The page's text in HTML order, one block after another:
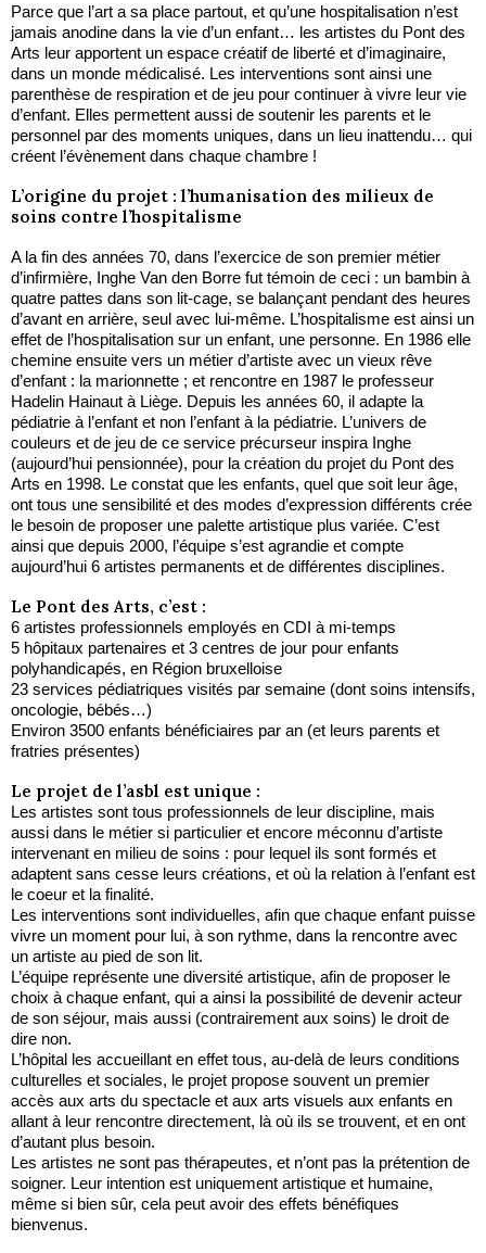
Parce que l’art a sa place partout, et qu’une hospitalisation n’est
jamais anodine dans la vie d’un enfant… les artistes du Pont des
Arts leur apportent un espace créatif de liberté et d’imaginaire,
dans un monde médicalisé. Les interventions sont ainsi une
parenthèse de respiration et de jeu pour continuer à vivre leur vie
d’enfant. Elles permettent aussi de soutenir les parents et le
personnel par des moments uniques, dans un lieu inattendu… qui
créent l’évènement dans chaque chambre !
L’origine du projet : l’humanisation des milieux de
soins contre l’hospitalisme
A la fin des années 70, dans l’exercice de son premier métier
d’infirmière, Inghe Van den Borre fut témoin de ceci : un bambin à
quatre pattes dans son lit-cage, se balançant pendant des heures
d’avant en arrière, seul avec lui-même. L’hospitalisme est ainsi un
effet de l’hospitalisation sur un enfant, une personne. En 1986 elle
chemine ensuite vers un métier d’artiste avec un vieux rêve
d’enfant : la marionnette ; et rencontre en 1987 le professeur
Hadelin Hainaut à Liège. Depuis les années 60, il adapte la
pédiatrie à l’enfant et non l’enfant à la pédiatrie. L’univers de
couleurs et de jeu de ce service précurseur inspira Inghe
(aujourd’hui pensionnée), pour la création du projet du Pont des
Arts en 1998. Le constat que les enfants, quel que soit leur âge,
ont tous une sensibilité et des modes d’expression différents crée
le besoin de proposer une palette artistique plus variée. C’est
ainsi que depuis 2000, l’équipe s’est agrandie et compte
aujourd’hui 6 artistes permanents et de différentes disciplines.
Le Pont des Arts, c’est :
6 artistes professionnels employés en CDI à mi-temps
5 hôpitaux partenaires et 3 centres de jour pour enfants
polyhandicapés, en Région bruxelloise
23 services pédiatriques visités par semaine (dont soins intensifs,
oncologie, bébés…)
Environ 3500 enfants bénéficiaires par an (et leurs parents et
fratries présentes)
Le projet de l’asbl est unique :
Les artistes sont tous professionnels de leur discipline, mais
aussi dans le métier si particulier et encore méconnu d’artiste
intervenant en milieu de soins : pour lequel ils sont formés et
adaptent sans cesse leurs créations, et où la relation à l’enfant est
le coeur et la finalité.
Les interventions sont individuelles, afin que chaque enfant puisse
vivre un moment pour lui, à son rythme, dans la rencontre avec
un artiste au pied de son lit.
L’équipe représente une diversité artistique, afin de proposer le
choix à chaque enfant, qui a ainsi la possibilité de devenir acteur
de son séjour, mais aussi (contrairement aux soins) le droit de
dire non.
L’hôpital les accueillant en effet tous, au-delà de leurs conditions
culturelles et sociales, le projet propose souvent un premier
accès aux arts du spectacle et aux arts visuels aux enfants en
allant à leur rencontre directement, là où ils se trouvent, et en ont
d’autant plus besoin.
Les artistes ne sont pas thérapeutes, et n’ont pas la prétention de
soigner. Leur intention est uniquement artistique et humaine,
même si bien sûr, cela peut avoir des effets bénéfiques
bienvenus.